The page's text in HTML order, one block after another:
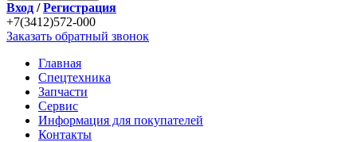
Вход /Регистрация
+7(3412)572-000
Заказать обратный звонок
Главная
Спецтехника
Запчасти
Сервис
Информация для покупателей
Контакты